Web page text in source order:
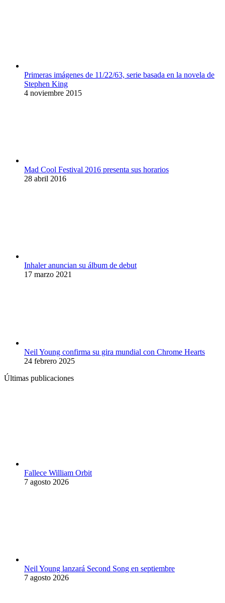
Primeras imágenes de 11/22/63, serie basada en la novela de
Stephen King
4 noviembre 2015
Mad Cool Festival 2016 presenta sus horarios
28 abril 2016
Inhaler anuncian su álbum de debut
17 marzo 2021
Neil Young confirma su gira mundial con Chrome Hearts
24 febrero 2025
Últimas publicaciones
Fallece William Orbit
7 agosto 2026
Neil Young lanzará Second Song en septiembre
7 agosto 2026